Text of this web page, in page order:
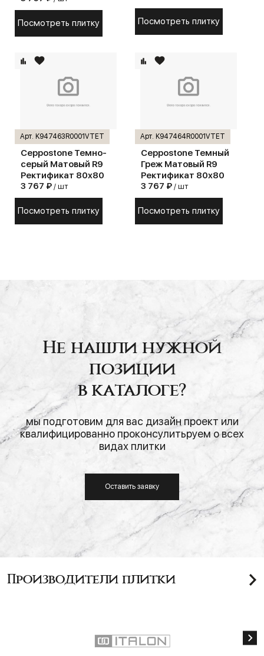
Посмотреть плитку Посмотреть плитку
Арт. K947463R0001VTET
Ceppostone Темно-
серый Матовый R9
Ректификат 80x80
3 767 ₽ / шт
Посмотреть плитку
Арт. K947464R0001VTET
Ceppostone Темный
Греж Матовый R9
Ректификат 80x80
3 767 ₽ / шт
Посмотреть плитку
Не нашли нужной
позиции
в каталоге?
мы подготовим для вас дизайн проект или
квалифицированно проконсулитьруем о всех
видах плитки
Оставить заявку
Производители плитки